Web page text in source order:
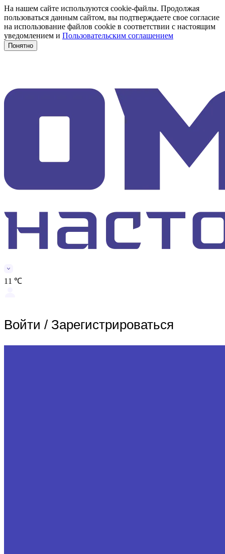
На нашем сайте используются cookie-файлы. Продолжая
пользоваться данным сайтом, вы подтверждаете свое согласие
на использование файлов cookie в соответствии с настоящим
уведомлением и Пользовательским соглашением
Понятно
11 ℃
Войти / Зарегистрироваться